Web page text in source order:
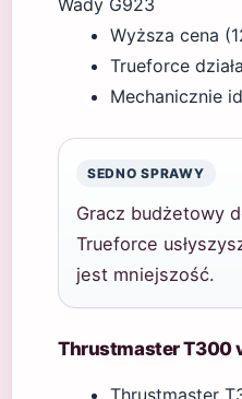
Wady G923
Wyższa cena
Trueforce
Mechanicznie
SEDNO SPRAWY
Gracz budżetowy
Trueforce
jest mniejszość.
Thrustmaster T300
Thrustmaster